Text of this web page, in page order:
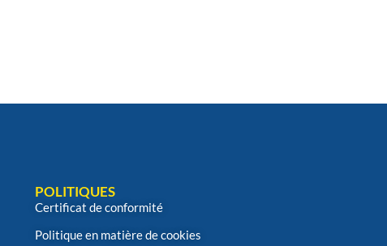
POLITIQUES
Certificat de conformité
Politique en matière de cookies